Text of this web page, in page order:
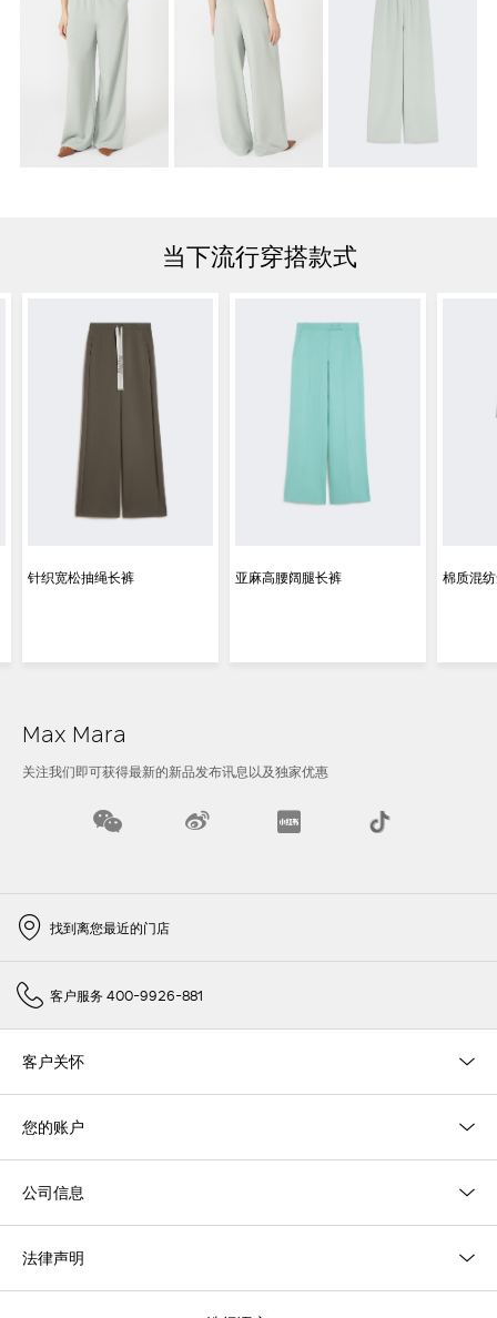
当下流行穿搭款式
针织宽松抽绳长裤 亚麻高腰阔腿长裤 棉质混
Max Mara
关注我们即可获得最新的新品发布讯息以及独家优惠
找到离您最近的门店
客户服务 400-9926-881
客户关怀
您的账户
公司信息
法律声明